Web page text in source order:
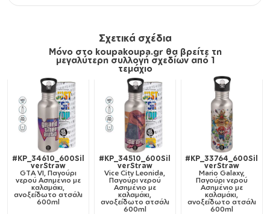
Σχετικά σχέδια
Μόνο στο koupakoupa.gr θα βρείτε τη
μεγαλύτερη συλλογή σχεδίων από 1
τεμάχιο
#KP_34610_600Sil
verStraw
GTA VI, Παγούρι
νερού Ασημένιο με
καλαμάκι,
ανοξείδωτο ατσάλι
600ml
#KP_34510_600Sil
verStraw
Vice City Leonida,
Παγούρι νερού
Ασημένιο με
καλαμάκι,
ανοξείδωτο ατσάλι
600ml
#KP_33764_600Sil
verStraw
Mario Galaxy,
Παγούρι νερού
Ασημένιο με
καλαμάκι,
ανοξείδωτο ατσάλι
600ml